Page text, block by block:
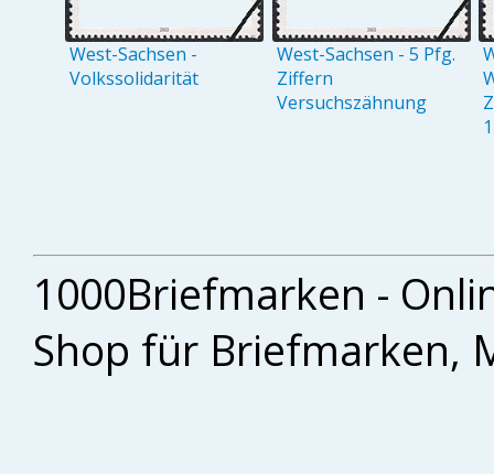
West-Sachsen -
Volkssolidarität
West-Sachsen - 5 Pfg.
Ziffern
Versuchszähnung
1000Briefmarken -
Shop für Briefmarken,